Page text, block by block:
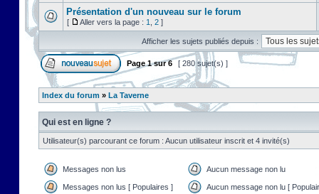
Présentation d'un nouveau sur le forum
[ Aller vers la page : 1 2 ]
Afficher les sujets publiés depuis :
Page1sur6 [ 280 sujet(s) ]
Index du forum » La Taverne
Qui est en ligne ?
Utilisateur(s) parcourant ce forum : Aucun utilisateur inscrit et 4 invité(s)
Messages non lus Aucun message non lu
Messages non lus [ Populaires ] Aucun message non lu [